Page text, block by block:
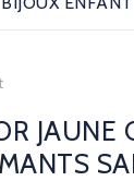
JAUNE